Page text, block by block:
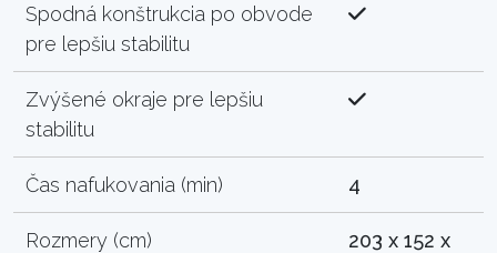
Spodná konštrukcia po obvode
pre lepšiu stabilitu
Zvýšené okraje pre lepšiu
stabilitu
Čas nafukovania (min) 4
Rozmery (cm)
203 x 152 x